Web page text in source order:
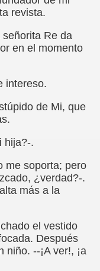
revista.
Re da
en el momento
intereso.
de Mi, que
hija?-.
me soporta; pero
¿verdad?-.
más a la
el vestido
Después
--¡A ver!, ¡a
Pontevedra)
Visuales